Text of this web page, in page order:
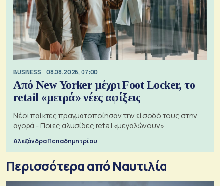
BUSINESS 08.08.2026, 07:00
Από New Yorker μέχρι Foot Locker, το
retail «μετρά» νέες αφίξεις
Νέοι παίκτες πραγματοποίησαν την είσοδό τους στην
αγορά - Ποιες αλυσίδες retail «μεγαλώνουν»
Αλεξάνδρα Παπαδημητρίου
Περισσότερα από Ναυτιλία